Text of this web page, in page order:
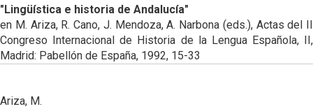
"Lingüística e historia de Andalucía"
en M. Ariza, R. Cano, J. Mendoza, A. Narbona (eds.), Actas del II
Congreso Internacional de Historia de la Lengua Española, II,
Madrid: Pabellón de España, 1992, 15-33
Ariza, M.